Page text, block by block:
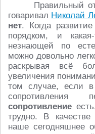
Правильный
говаривал Николай
нет. Когда
порядком, и
незнающей по
можно довольно
раскрывая всё
увеличения
том случае, если в
сопротивления
сопротивление
трудно. В
наше сегодняшнее